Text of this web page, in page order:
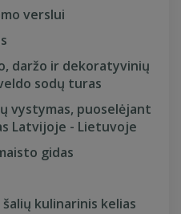
verslui
daržo ir dekoratyvinių
sodų turas
vystymas, puoselėjant
Latvijoje - Lietuvoje
gidas
kulinarinis kelias